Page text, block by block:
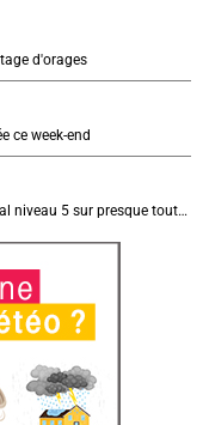
d'orages
ce week-end
Canicule et urticacées : risque allergique maximal niveau 5 sur presque toute la France lundi